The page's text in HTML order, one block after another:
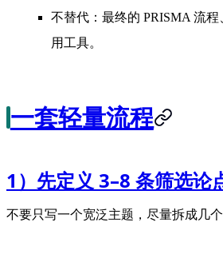
不替代：最终的 PRISMA 流
用工具。
一套轻量流程
1）先定义 3–8 条筛选论
不要只写一个宽泛主题，尽量拆成几个